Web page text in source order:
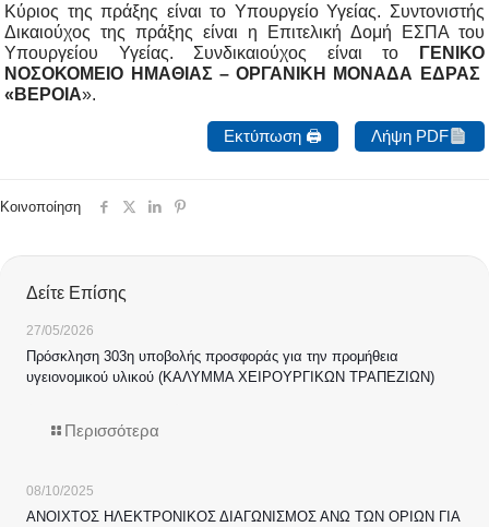
Κύριος της πράξης είναι το Υπουργείο Υγείας. Συντονιστής
Δικαιούχος της πράξης είναι η Επιτελική Δομή ΕΣΠΑ του
Υπουργείου Υγείας. Συνδικαιούχος είναι το
ΓΕΝΙΚΟ
ΝΟΣΟΚΟΜΕΙΟ ΗΜΑΘΙΑΣ – ΟΡΓΑΝΙΚΗ ΜΟΝΑΔΑ ΕΔΡΑΣ
«ΒΕΡΟΙΑ».
Εκτύπωση 🖨 Λήψη PDF
Κοινοποίηση
Δείτε Επίσης
27/05/2026
Πρόσκληση 303η υποβολής προσφοράς για την προμήθεια
υγειονομικού υλικού (ΚΑΛΥΜΜΑ ΧΕΙΡΟΥΡΓΙΚΩΝ ΤΡΑΠΕΖΙΩΝ)
Περισσότερα
08/10/2025
ΑΝΟΙΧΤΟΣ ΗΛΕΚΤΡΟΝΙΚΟΣ ΔΙΑΓΩΝΙΣΜΟΣ ΑΝΩ ΤΩΝ ΟΡΙΩΝ ΓΙΑ